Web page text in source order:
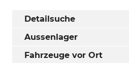
Detailsuche
Aussenlager
Fahrzeuge vor Ort